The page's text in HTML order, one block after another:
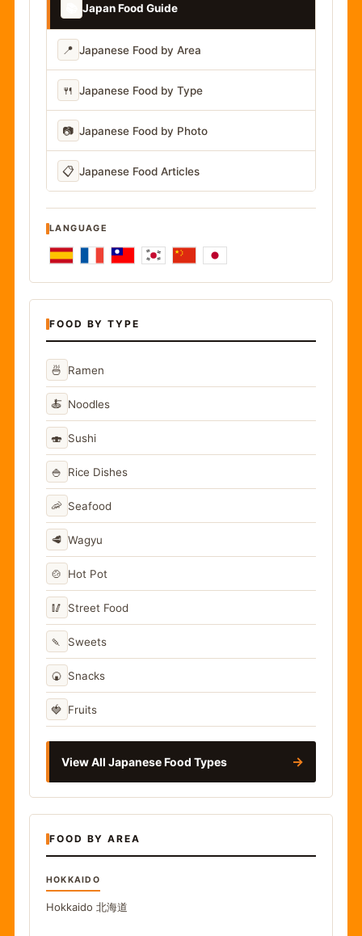
Japan Food Guide
📍 Japanese Food by Area
🍴 Japanese Food by Type
📷 Japanese Food by Photo
📋 Japanese Food Articles
LANGUAGE
FOOD BY TYPE
🍜 Ramen
🍝 Noodles
🍣 Sushi
🍚 Rice Dishes
🦐 Seafood
🥩 Wagyu
🍲 Hot Pot
🥢 Street Food
🍡 Sweets
🍘 Snacks
🍓 Fruits
View All Japanese Food Types →
FOOD BY AREA
HOKKAIDO
Hokkaido 北海道